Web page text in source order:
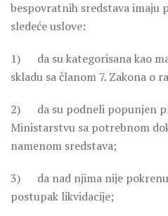
bespovratnih sredstava imaju
sledeće uslove:
1) da su kategorisana kao
skladu sa članom 7. Zakona o
2) da su podneli popunjen
Ministarstvu sa potrebnom
namenom sredstava;
3) da nad njima nije
postupak likvidacije;